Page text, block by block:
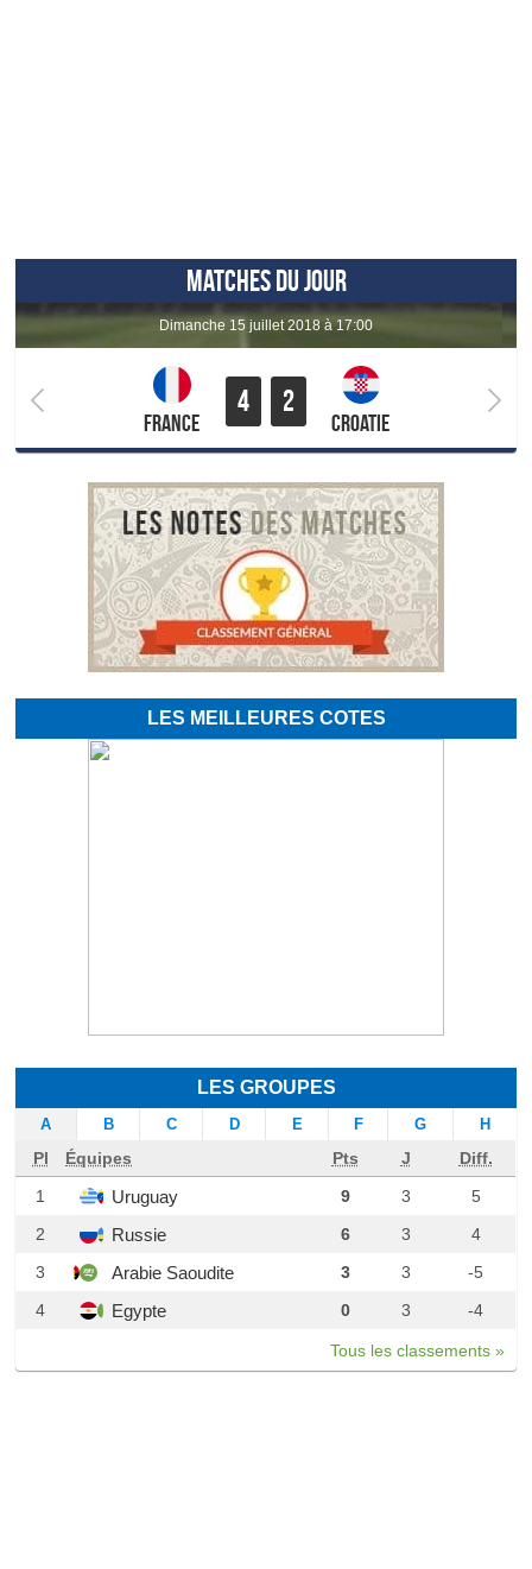
MATCHES DU JOUR
dimanche 15 juillet 2018 à 17:00
France
4 2
Croatie
LES MEILLEURES COTES
LES GROUPES
A B C D E F G H
Pl Équipes Pts J
Diff.
1
Uruguay 9 3
5
2
Russie 6 3
4
3
Arabie Saoudite 3 3
-5
4
Egypte 0 3 -4
Tous les classements »